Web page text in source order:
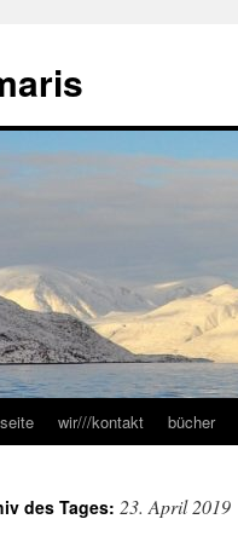
wir///kontakt bücher
des Tages: 23. April 2019